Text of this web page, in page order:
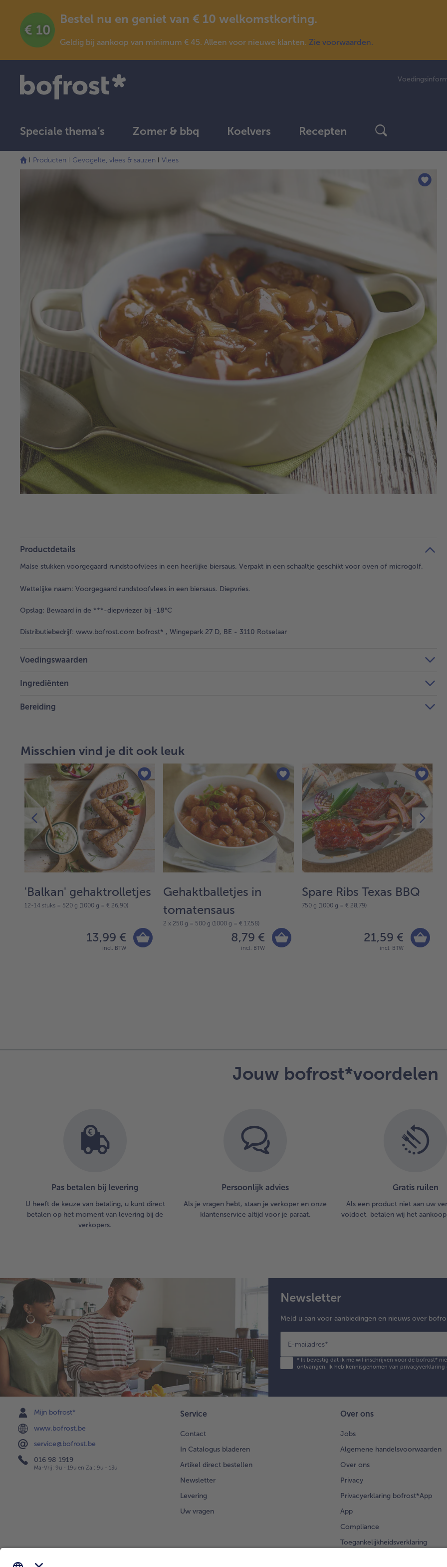
Bestel nu en geniet van € 10 welkomstkorting.
Geldig bij aankoop van minimum € 45. Alleen voor nieuwe klanten. Zie voorwaarden.
Speciale thema‘s Zomer & bbq Koelvers Recepten
Producten Gevogelte, vlees & sauzen Vlees
Productdetails
Malse stukken voorgegaard rundstoofvlees in een heerlijke biersaus. Verpakt in een schaaltje geschikt voor oven of microgolf.
Wettelijke naam: Voorgegaard rundstoofvlees in een biersaus. Diepvries.
Opslag: Bewaard in de ***-diepvriezer bij -18°C
Distributiebedrijf: www.bofrost.com bofrost* , Wingepark 27 D, BE - 3110 Rotselaar
Voedingswaarden
Ingrediënten
Bereiding
Misschien vind je dit ook leuk
'Balkan' gehaktrolletjes
12-14 stuks = 520 g (1000 g = € 26,90)
13,99 €
incl. BTW
Gehaktballetjes in
tomatensaus
2 x 250 g = 500 g (1000 g = € 17,58)
8,79 €
incl. BTW
Spare Ribs Texas BBQ
750 g (1000 g = € 28,79)
21,59 €
incl. BTW
Jouw bofrost*voordelen
Pas betalen bij levering
U heeft de keuze van betaling, u kunt direct
betalen op het moment van levering bij de
verkopers.
Persoonlijk advies
Als je vragen hebt, staan je verkoper en onze
klantenservice altijd voor je paraat.
Gratis ruilen
Als een product niet aan uw
voldoet, betalen wij het
Newsletter
Meld u aan voor aanbiedingen en nieuws over
E-mailadres*
*Ik bevestig dat ik me wil inschrijven voor de bofrost*
ontvangen. Ik heb kennisgenomen van privacyverklaring
Mijn bofrost*
www.bofrost.be
service@bofrost.be
016 98 1919
Ma-Vrij: 9u - 19u en Za.: 9u - 13u
Service
Contact
In Catalogus bladeren
Artikel direct bestellen
Newsletter
Levering
Uw vragen
Over ons
Jobs
Algemene handelsvoorwaarden
Over ons
Privacy
Privacyerklaring bofrost*App
App
Compliance
Toegankelijkheidsverklaring